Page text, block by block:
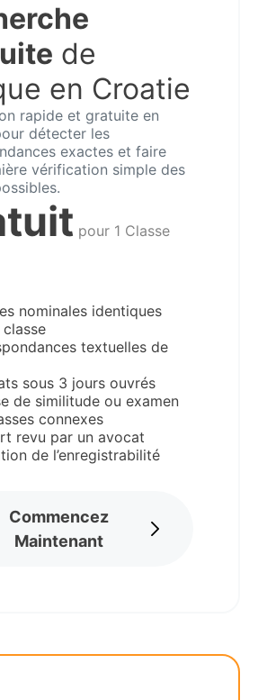
de
en Croatie
rapide et gratuite en
détecter les
exactes et faire
vérification simple des
pour 1 Classe
Commencez
Maintenant
nominales identiques
classe
textuelles de
sous 3 jours ouvrés
de similitude ou examen
connexes
revu par un avocat
de l’enregistrabilité